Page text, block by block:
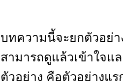
บทความนี้จะยกตัวอย่
สามารถดูแล้วเข้าใจแ
ตัวอย่าง คือตัวอย่างแ